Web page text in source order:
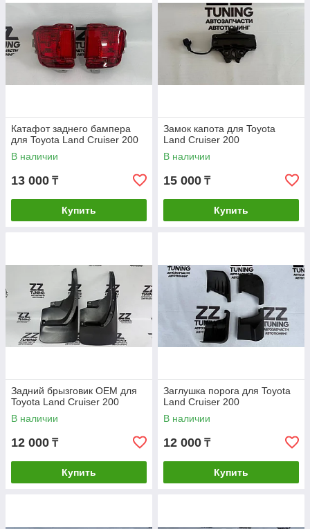
Катафот заднего бампера
для Toyota Land Cruiser 200
В наличии
13 000 ₸
Купить
Замок капота для Toyota
Land Cruiser 200
В наличии
15 000 ₸
Купить
Задний брызговик OEM для
Toyota Land Cruiser 200
В наличии
12 000 ₸
Купить
Заглушка порога для Toyota
Land Cruiser 200
В наличии
12 000 ₸
Купить